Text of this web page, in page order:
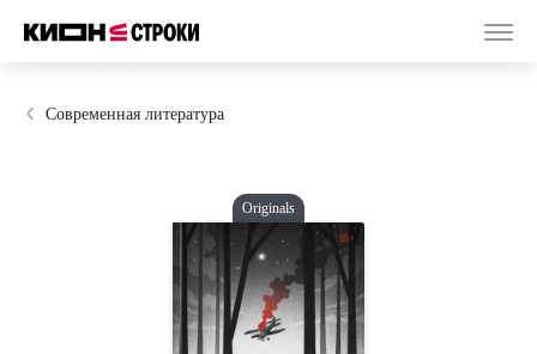
Современная литература
Originals